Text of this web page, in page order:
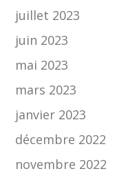
juillet 2023
juin 2023
mai 2023
mars 2023
janvier 2023
décembre 2022
novembre 2022